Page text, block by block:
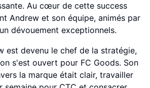
Au cœur de cette success
Andrew et son équipe, animés par
dévouement exceptionnels.
est devenu le chef de la stratégie,
s'est ouvert pour FC Goods. Son
la marque était clair, travailler